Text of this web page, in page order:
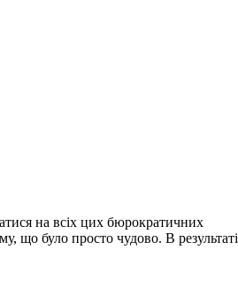
на всіх цих бюрократичних
що було просто чудово. В результаті